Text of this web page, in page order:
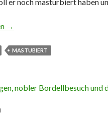
in Polizeiauto und
→
MASTUBIERT